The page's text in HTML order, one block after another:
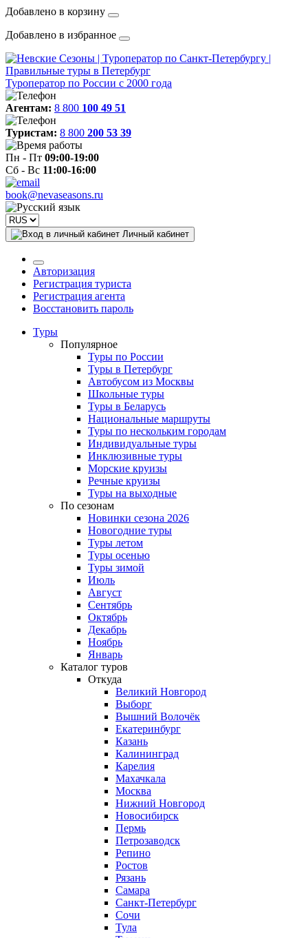
Добавлено в корзину
Добавлено в избранное
Туроператор по России с 2000 года
Агентам: 8 800 100 49 51
Туристам: 8 800 200 53 39
Пн - Пт 09:00-19:00
Сб - Вс 11:00-16:00
book@nevaseasons.ru
Личный кабинет
Авторизация
Регистрация туриста
Регистрация агента
Восстановить пароль
Туры
Популярное
Туры по России
Туры в Петербург
Автобусом из Москвы
Школьные туры
Туры в Беларусь
Национальные маршруты
Туры по нескольким городам
Индивидуальные туры
Инклюзивные туры
Морские круизы
Речные круизы
Туры на выходные
По сезонам
Новинки сезона 2026
Новогодние туры
Туры летом
Туры осенью
Туры зимой
Июль
Август
Сентябрь
Октябрь
Декабрь
Ноябрь
Январь
Каталог туров
Откуда
Великий Новгород
Выборг
Вышний Волочёк
Екатеринбург
Казань
Калининград
Карелия
Махачкала
Москва
Нижний Новгород
Новосибирск
Пермь
Петрозаводск
Репино
Ростов
Рязань
Самара
Санкт-Петербург
Сочи
Тула